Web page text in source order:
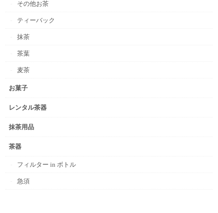
その他お茶
ティーバック
抹茶
茶葉
麦茶
お菓子
レンタル茶器
抹茶用品
茶器
フィルター in ボトル
急須